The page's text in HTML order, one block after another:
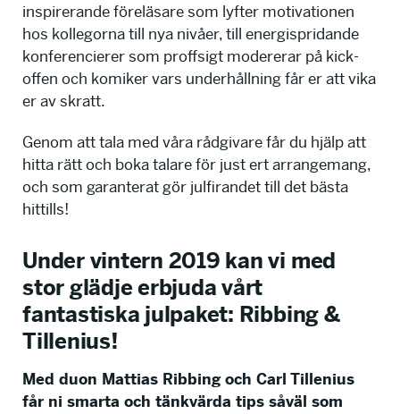
inspirerande föreläsare som lyfter motivationen
hos kollegorna till nya nivåer, till energispridande
konferencierer som proffsigt modererar på kick-
offen och komiker vars underhållning får er att vika
er av skratt.
Genom att tala med våra rådgivare får du hjälp att
hitta rätt och boka talare för just ert arrangemang,
och som garanterat gör julfirandet till det bästa
hittills!
Under vintern 2019 kan vi med
stor glädje erbjuda vårt
fantastiska julpaket: Ribbing &
Tillenius!
Med duon Mattias Ribbing och Carl Tillenius
får ni smarta och tänkvärda tips såväl som